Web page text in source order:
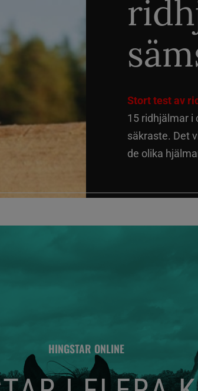
Stort test av
15 ridhjälmar i
säkraste. Det
de olika
HINGSTAR ONLINE